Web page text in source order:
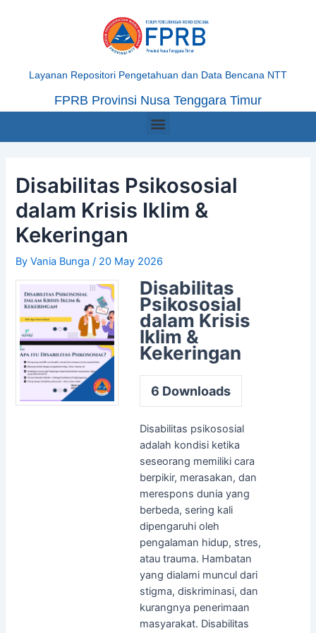
Layanan Repositori Pengetahuan dan Data Bencana NTT
FPRB Provinsi Nusa Tenggara Timur
Menu
Disabilitas Psikososial
dalam Krisis Iklim &
Kekeringan
ByVania Bunga/ 20 May 2026
Disabilitas
Psikososial
dalam Krisis
Iklim &
Kekeringan
6 Downloads
Disabilitas psikososial
adalah kondisi ketika
seseorang memiliki cara
berpikir, merasakan, dan
merespons dunia yang
berbeda, sering kali
dipengaruhi oleh
pengalaman hidup, stres,
atau trauma. Hambatan
yang dialami muncul dari
stigma, diskriminasi, dan
kurangnya penerimaan
masyarakat. Disabilitas